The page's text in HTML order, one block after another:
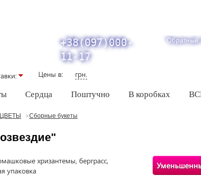
+38(097)000-
11-17
Обратный
Цены в: грн.
Сердца Поштучно В коробках
Сборные букеты